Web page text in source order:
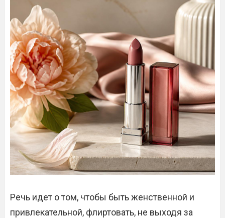
Речь идет о том, чтобы быть женственной и
привлекательной, флиртовать, не выходя за